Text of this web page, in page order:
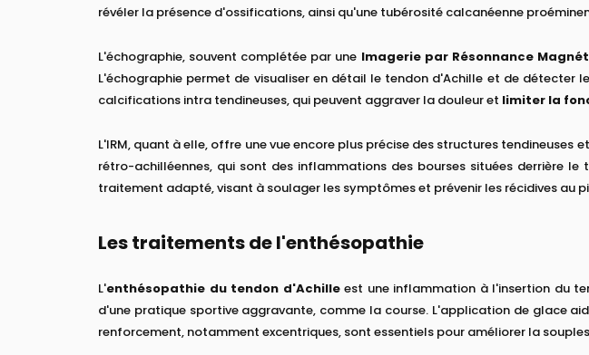
révéler la présence d'ossifications, ainsi qu'une tubérosité calcanéenne
L'échographie, souvent complétée par une Imagerie par Résonnance
L'échographie permet de visualiser en détail le tendon d'Achille et de détecter
calcifications intra tendineuses, qui peuvent aggraver la douleur et limiter la
L'IRM, quant à elle, offre une vue encore plus précise des structures
rétro-achilléennes, qui sont des inflammations des bourses situées derrière
traitement adapté, visant à soulager les symptômes et prévenir les récidives au
Les traitements de l'enthésopathie
L'enthésopathie du tendon d'Achilleest une inflammation à l'insertion du
d'une pratique sportive aggravante, comme la course. L'application de glace
renforcement, notamment excentriques, sont essentiels pour améliorer la